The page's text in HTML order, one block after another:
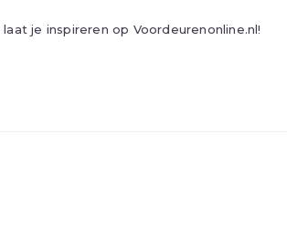
je inspireren op Voordeurenonline.nl!